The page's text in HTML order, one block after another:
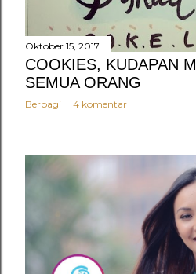
Oktober 15, 2017
COOKIES, KUDAPAN
SEMUA ORANG
Berbagi 4 komentar